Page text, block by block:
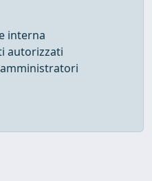
interna
autorizzati